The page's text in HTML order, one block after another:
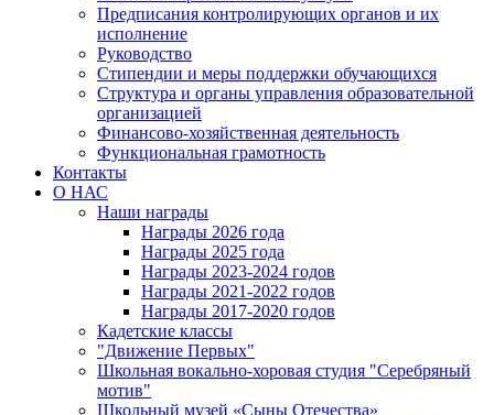
Предписания контролирующих органов и их
исполнение
Руководство
Стипендии и меры поддержки обучающихся
Структура и органы управления образовательной
организацией
Финансово-хозяйственная деятельность
Функциональная грамотность
Контакты
О НАС
Наши награды
Награды 2026 года
Награды 2025 года
Награды 2023-2024 годов
Награды 2021-2022 годов
Награды 2017-2020 годов
Кадетские классы
"Движение Первых"
Школьная вокально-хоровая студия "Серебряный
мотив"
Школьный музей «Сыны Отечества»